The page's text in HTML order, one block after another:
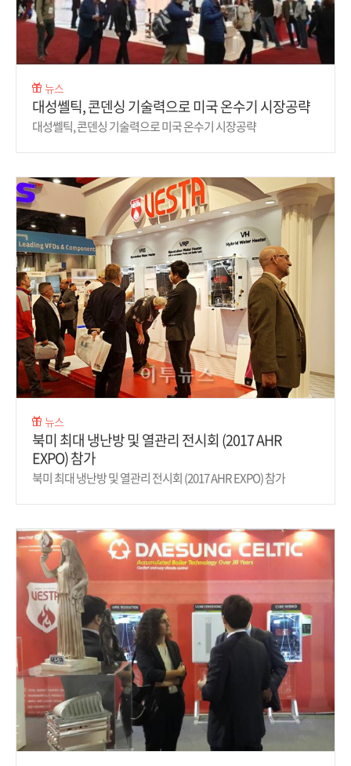
뉴스
대성쎌틱, 콘덴싱 기술력으로 미국 온수기 시장공략
대성쎌틱, 콘덴싱 기술력으로 미국 온수기 시장공략
뉴스
북미 최대 냉난방 및 열관리 전시회 (2017 AHR
EXPO) 참가
북미 최대 냉난방 및 열관리 전시회 (2017 AHR EXPO) 참가